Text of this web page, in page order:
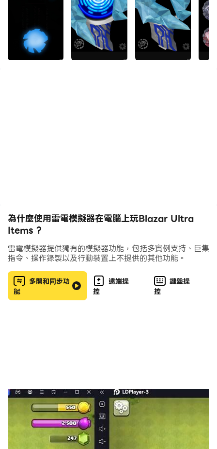
複製貝爾扎系列的所有物品。
為什麼使用雷電模擬器在電腦上玩Blazar Ultra
Items ?
雷電模擬器提供獨有的模擬器功能，包括多實例支持、巨集
指令、操作錄製以及行動裝置上不提供的其他功能。
多開和同步功
能
遠端操
控
鍵盤操
控